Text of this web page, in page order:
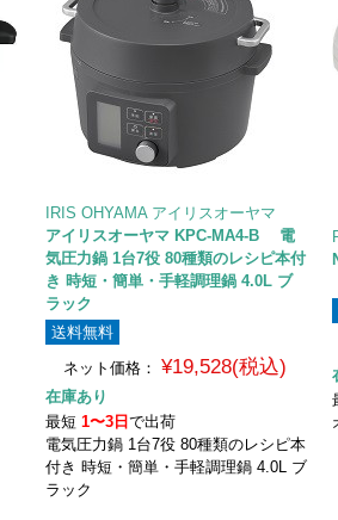
IRIS OHYAMA アイリスオーヤマ
アイリスオーヤマ KPC-MA4-B 電
気圧力鍋 1台7役 80種類のレシピ本付
き 時短・簡単・手軽調理鍋 4.0L ブ
ラック
送料無料
ネット価格： ¥19,528(税込)
在庫あり
最短1〜3日で出荷
電気圧力鍋 1台7役 80種類のレシピ本
付き 時短・簡単・手軽調理鍋 4.0L ブ
ラック